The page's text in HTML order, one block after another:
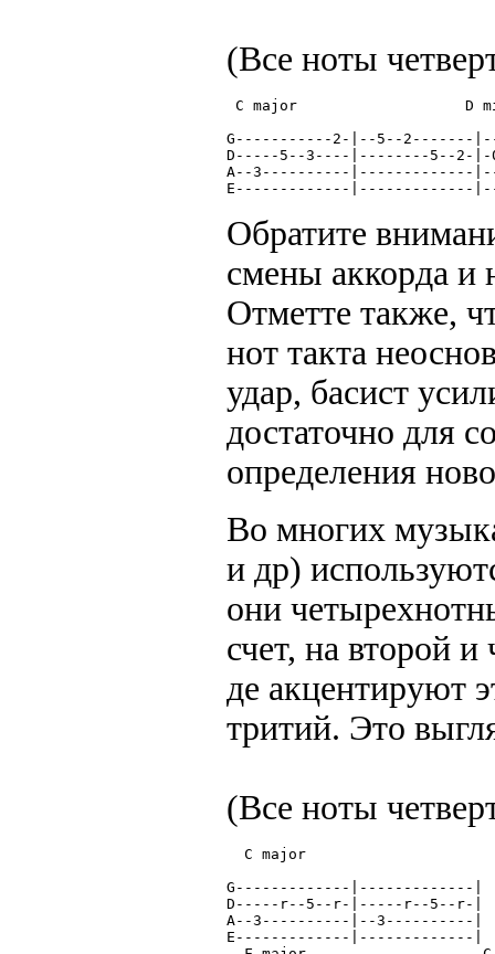
(Все ноты
C major                   D
G-----------2-|--5--2-------
D-----5--3----|--------5--2-
A--3----------|-------------
E-------------|-------------
Обратите
смены аккорда и
Отметте также,
нот такта
удар, басист
достаточно для
определения
Во многих
и др)
они
счет, на второй
де акцентируют
тритий. Это
(Все ноты
  C major
G-------------|-------------|
D-----r--5--r-|-----r--5--r-|
A--3----------|--3----------|
E-------------|-------------|